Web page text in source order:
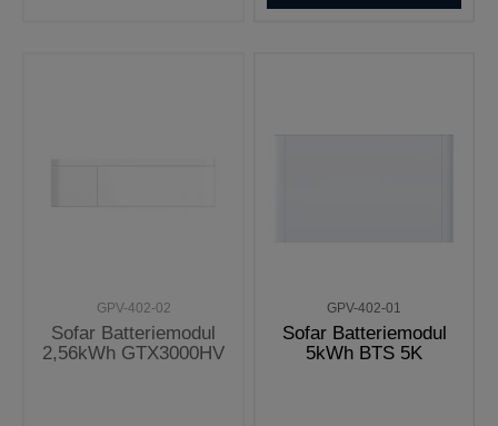
GPV-402-02
Sofar Batteriemodul
2,56kWh GTX3000HV
GPV-402-01
Sofar Batteriemodul
5kWh BTS 5K